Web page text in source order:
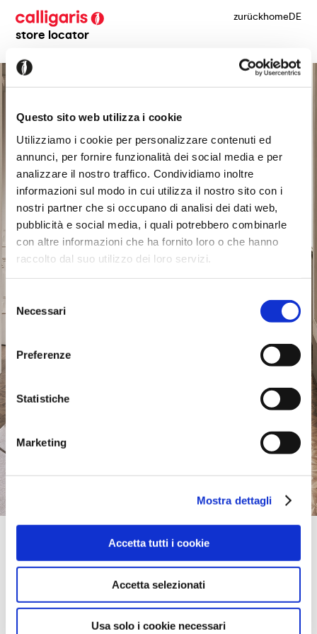
Questo sito web utilizza i cookie
Utilizziamo i cookie per personalizzare contenuti ed
annunci, per fornire funzionalità dei social media e per
analizzare il nostro traffico. Condividiamo inoltre
informazioni sul modo in cui utilizza il nostro sito con i
nostri partner che si occupano di analisi dei dati web,
pubblicità e social media, i quali potrebbero combinarle
con altre informazioni che ha fornito loro o che hanno
raccolto dal suo utilizzo dei loro servizi.
Selezione
delNecessari
Preferenze
Statistiche
Marketing
Mostra dettagli
Accetta tutti i cookie
Accetta selezionati
Usa solo i cookie necessari
store locator
zurückhomeDE
Official Retailer
18406 HAWTHORNE BLVD,
90504, TORRANCE, CA., Vereinigte Staaten
bring mich hierher